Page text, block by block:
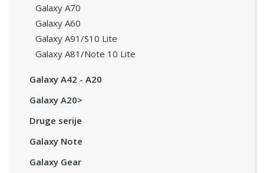
Galaxy A70
Galaxy A60
Galaxy A91/S10 Lite
Galaxy A81/Note 10 Lite
Galaxy A42 - A20
Galaxy A20>
Druge serije
Galaxy Note
Galaxy Gear